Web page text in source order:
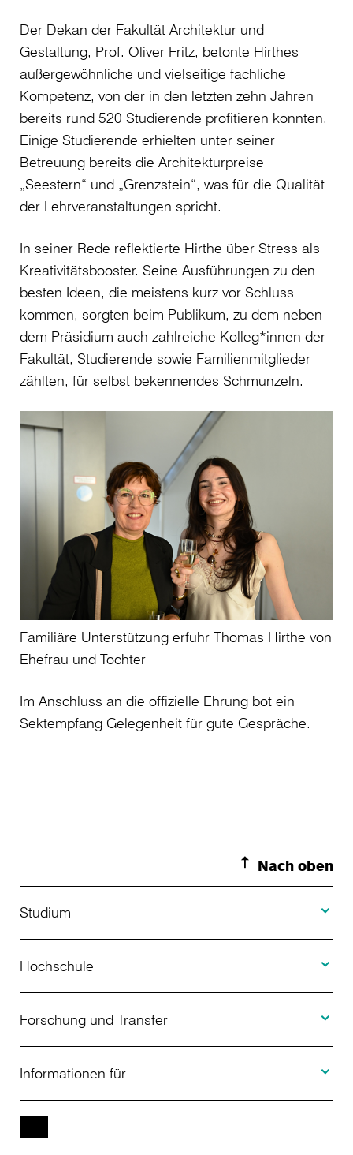
Der Dekan der Fakultät Architektur und
Gestaltung, Prof. Oliver Fritz, betonte Hirthes
außergewöhnliche und vielseitige fachliche
Kompetenz, von der in den letzten zehn Jahren
bereits rund 520 Studierende profitieren konnten.
Einige Studierende erhielten unter seiner
Betreuung bereits die Architekturpreise
„Seestern“ und „Grenzstein“, was für die Qualität
der Lehrveranstaltungen spricht.
In seiner Rede reflektierte Hirthe über Stress als
Kreativitätsbooster. Seine Ausführungen zu den
besten Ideen, die meistens kurz vor Schluss
kommen, sorgten beim Publikum, zu dem neben
dem Präsidium auch zahlreiche Kolleg*innen der
Fakultät, Studierende sowie Familienmitglieder
zählten, für selbst bekennendes Schmunzeln.
Familiäre Unterstützung erfuhr Thomas Hirthe von
Ehefrau und Tochter
Im Anschluss an die offizielle Ehrung bot ein
Sektempfang Gelegenheit für gute Gespräche.
Nach oben
Studium
Studienangebot
Bewerbung
Studienberatung
Weiterbildung
Hochschule
Über uns
Aktuelles
Forschung und Transfer
Projekte
Informationen für